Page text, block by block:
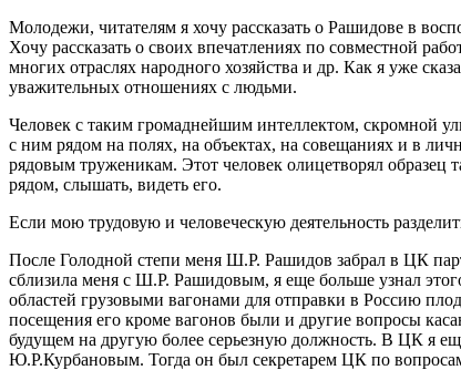
Молодежи, читателям я хочу рассказать о Рашидове в
Хочу рассказать о своих впечатлениях по совместной
многих отраслях народного хозяйства и др. Как я уже
уважительных отношениях с людьми.
Человек с таким громаднейшим интеллектом, скромной
с ним рядом на полях, на объектах, на совещаниях и в
рядовым труженикам. Этот человек олицетворял образец
рядом, слышать, видеть его.
Если мою трудовую и человеческую деятельность
После Голодной степи меня Ш.Р. Рашидов забрал в ЦК
сблизила меня с Ш.Р. Рашидовым, я еще больше узнал
областей грузовыми вагонами для отправки в Россию
посещения его кроме вагонов были и другие вопросы
будущем на другую более серьезную должность. В ЦК я
Ю.Р.Курбановым. Тогда он был секретарем ЦК по